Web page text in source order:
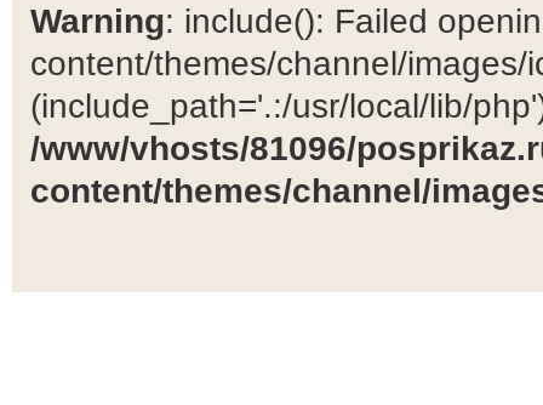
Warning: include(): Failed
content/themes/channel/images/
(include_path='.:/usr/local/lib/
/www/vhosts/81096/
content/themes/channel/